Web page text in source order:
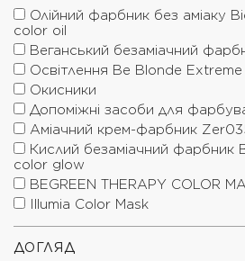
Олійний фарбник без аміаку
color oil
Веганський безаміачний
Освітлення Be Blonde
Окисники
Допоміжні засоби для
Аміачний крем-фарбник
Кислий безаміачний фарбник
color glow
BEGREEN THERAPY COLOR
Illumia Color Mask
ДОГЛЯД